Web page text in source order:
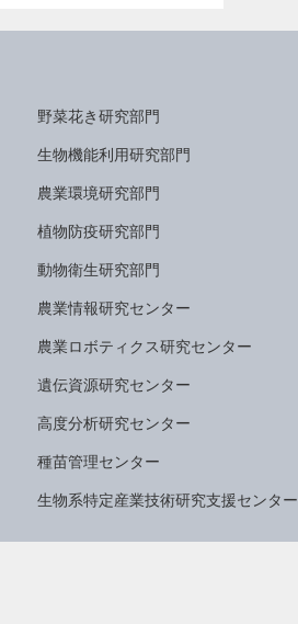
野菜花き研究部門
生物機能利用研究部門
農業環境研究部門
植物防疫研究部門
動物衛生研究部門
農業情報研究センター
農業ロボティクス研究センター
遺伝資源研究センター
高度分析研究センター
種苗管理センター
生物系特定産業技術研究支援センター